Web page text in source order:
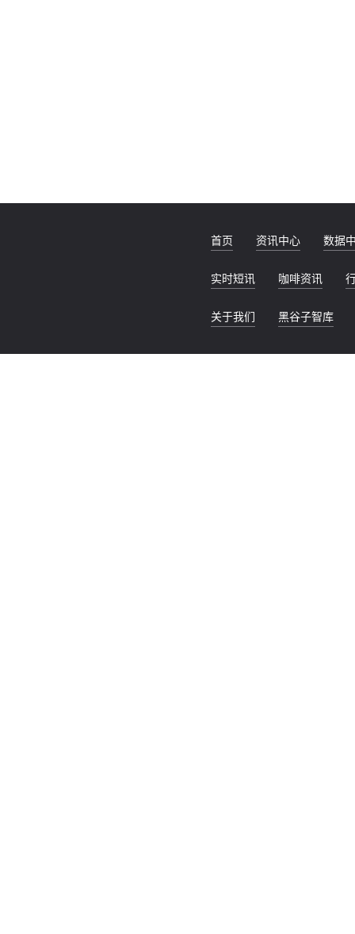
首页 资讯中心 数据
实时短讯 咖啡资讯
关于我们 黑谷子智库